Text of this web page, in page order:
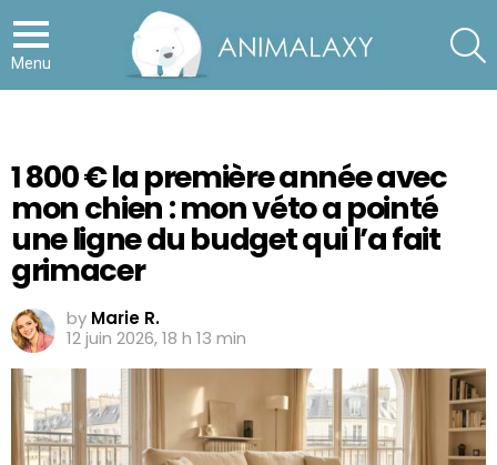
Menu
1 800 € la première année avec
mon chien : mon véto a pointé
une ligne du budget qui l’a fait
grimacer
by Marie R.
12 juin 2026, 18 h 13 min